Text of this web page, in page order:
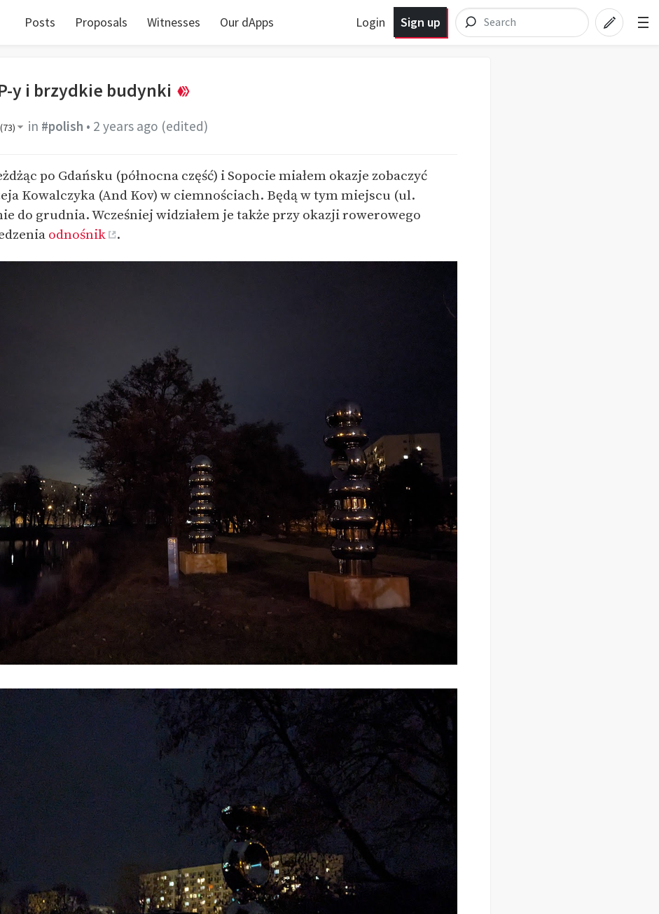
Posts Proposals Witnesses Our dApps Login Sign up
y i brzydkie budynki
(73) in #polish • 2 years ago (edited)
po Gdańsku (północna część) i Sopocie miałem okazje zobaczyć
Kowalczyka (And Kov) w ciemnościach. Będą w tym miejscu (ul.
do grudnia. Wcześniej widziałem je także przy okazji rowerowego
odnośnik .